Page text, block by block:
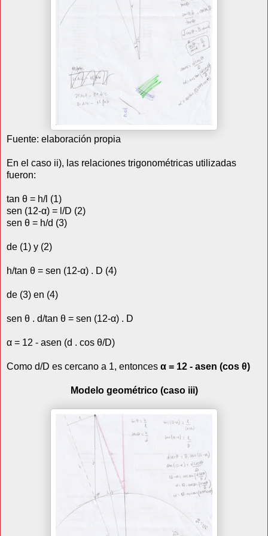
Fuente: elaboración propia
En el caso ii), las relaciones trigonométricas utilizadas
fueron:
tan θ = h/l (1)
sen (12-α) = l/D (2)
sen θ = h/d (3)
de (1) y (2)
h/tan θ = sen (12-α) . D (4)
de (3) en (4)
sen θ . d/tan θ = sen (12-α) . D
α = 12 - asen (d . cos θ/D)
Como d/D es cercano a 1, entonces α = 12 - asen (cos θ)
Modelo geométrico (caso iii)